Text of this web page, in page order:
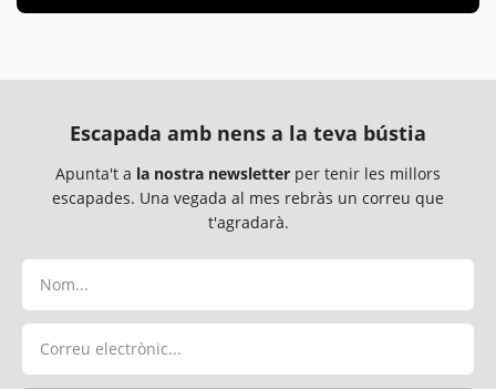
Escapada amb nens a la teva bústia
Apunta't a la nostra newsletter per tenir les millors
escapades. Una vegada al mes rebràs un correu que
t'agradarà.